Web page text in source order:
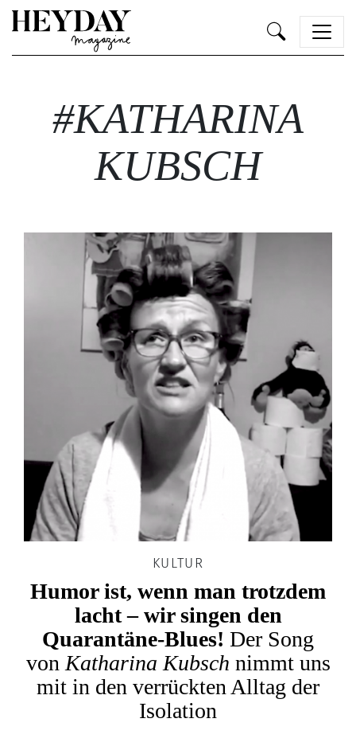
#KATHARINA
KUBSCH
KULTUR
Humor ist, wenn man trotzdem
lacht – wir singen den
Quarantäne-Blues! Der Song
von Katharina Kubsch nimmt uns
mit in den verrückten Alltag der
Isolation